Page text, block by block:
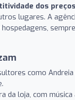
dos preços
lugares. A
como
da loja, com